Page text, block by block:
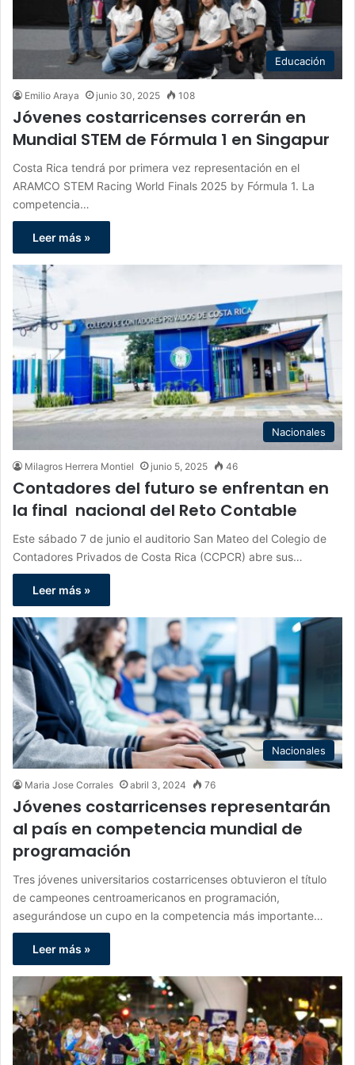
Educación
Emilio Araya junio 30, 2025 108
Jóvenes costarricenses correrán en
Mundial STEM de Fórmula 1 en Singapur
Costa Rica tendrá por primera vez representación en el
ARAMCO STEM Racing World Finals 2025 by Fórmula 1. La
competencia…
Leer más »
Nacionales
Milagros Herrera Montiel junio 5, 2025 46
Contadores del futuro se enfrentan en
la final nacional del Reto Contable
Este sábado 7 de junio el auditorio San Mateo del Colegio de
Contadores Privados de Costa Rica (CCPCR) abre sus…
Leer más »
Nacionales
Maria Jose Corrales abril 3, 2024 76
Jóvenes costarricenses representarán
al país en competencia mundial de
programación
Tres jóvenes universitarios costarricenses obtuvieron el título
de campeones centroamericanos en programación,
asegurándose un cupo en la competencia más importante…
Leer más »